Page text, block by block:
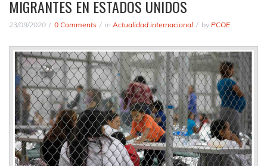
MIGRANTES EN ESTADOS UNIDOS
23/09/2020 0 Comments in Actualidad internacional by PCOE